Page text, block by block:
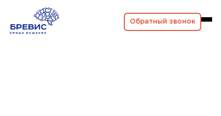
Обратный звонок